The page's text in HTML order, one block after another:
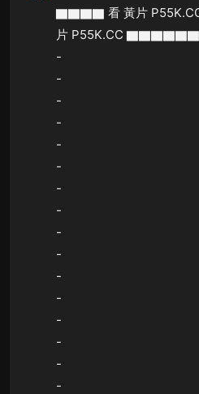
▇▇▇▇ 看 黃片
片 P55K.CC ▇▇▇▇▇▇
-
-
-
-
-
-
-
-
-
-
-
-
-
-
-
-